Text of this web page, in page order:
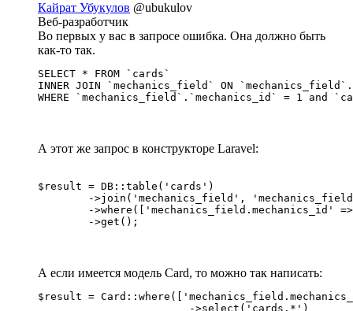
Кайрат Убукулов @ubukulov
Веб-разработчик
Во первых у вас в запросе ошибка. Она должно быть
как-то так.
SELECT * FROM `cards`
INNER JOIN `mechanics_field` ON
WHERE `mechanics_field`.`mechanics_id` = 1 and
А этот же запрос в конструкторе Laravel:
$result = DB::table('cards')
	->get();
А если имеется модель Card, то можно так написать:
$result =